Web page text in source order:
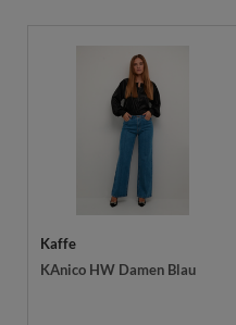
Kaffe
KAnico HW Damen Blau